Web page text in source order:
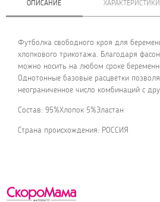
ОПИСАНИЕ ХАРАКТЕРИСТИКИ
Футболка свободного кроя для
хлопкового трикотажа. Благодаря
можно носить на любом сроке
Однотонные базовые расцветки
неограниченное число комбинаций с
Состав: 95%Хлопок 5%Эластан
Страна происхождения: РОССИЯ